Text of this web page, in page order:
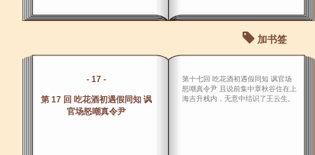
加书签
- 17 -
第 17 回 吃花酒初遇假同知 讽
官场怒嘲真令尹
第十七回 吃花酒初遇假同知 讽官场
怒嘲真令尹 且说前集中章秋谷住在上
海吉升栈内，无意中结识了王云生。